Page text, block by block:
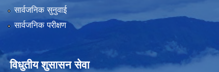
सार्वजनिक सुनुवाई
सार्वजनिक परीक्षण
विधुतीय शुसासन सेवा